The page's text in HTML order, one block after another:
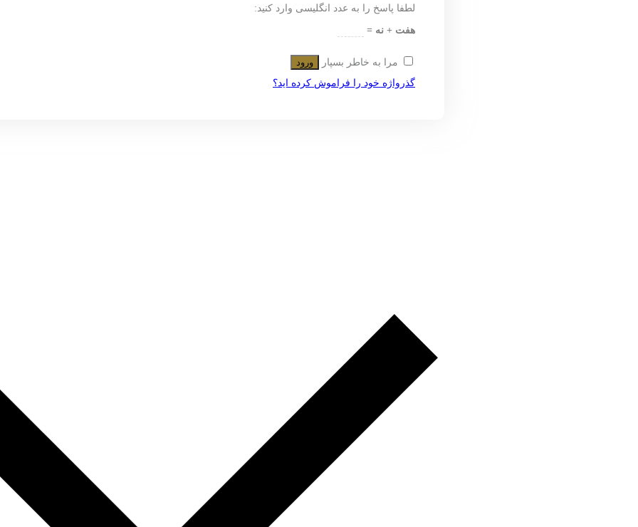
لطفا پاسخ را به عدد انگلیسی وارد کنید:
هفت + نه =
مرا به خاطر بسپار
ورود
گذرواژه خود را فراموش کرده اید؟